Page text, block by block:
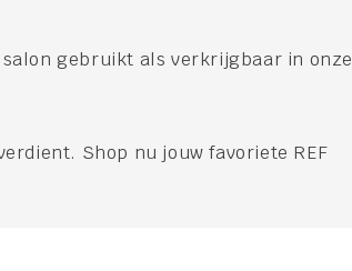
gebruikt als verkrijgbaar in onze
Shop nu jouw favoriete REF